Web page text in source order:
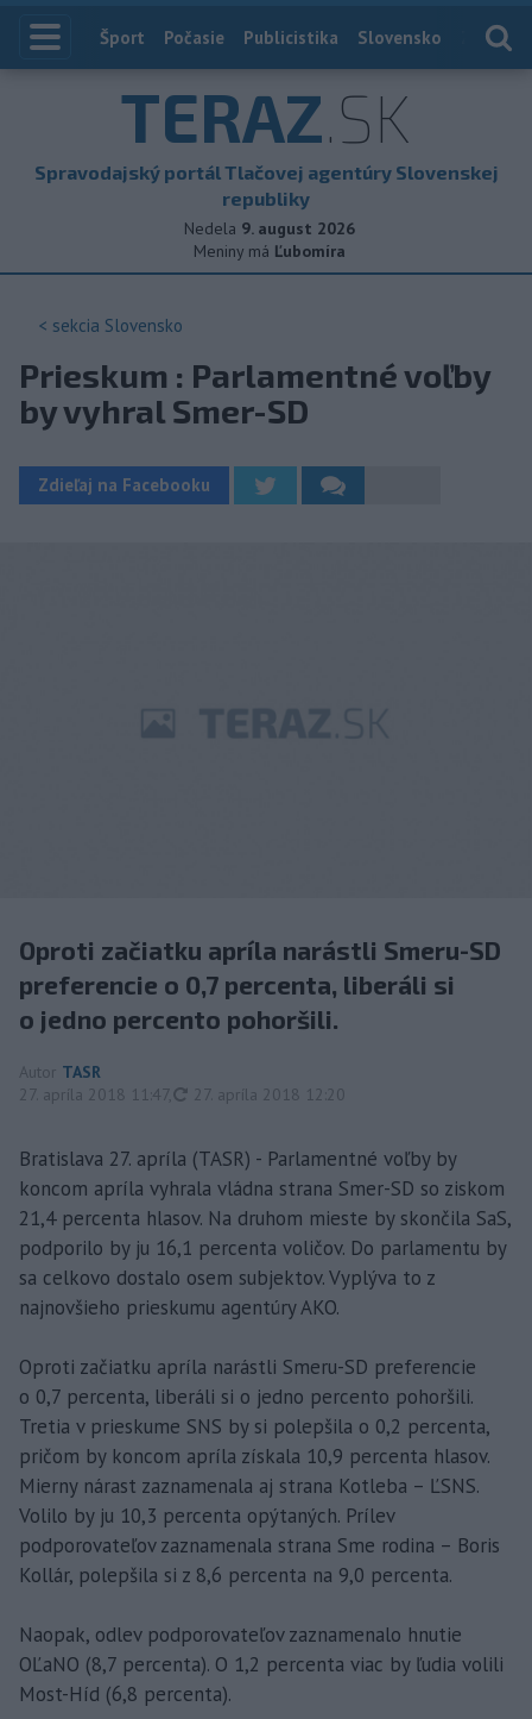
Index
Šport Počasie Publicistika Slovensko
TERAZ.SK
Spravodajský portál Tlačovej agentúry Slovenskej
republiky
Nedela 9. august 2026
Meniny má Ľubomíra
< sekcia Slovensko
Prieskum : Parlamentné voľby
by vyhral Smer-SD
Zdieľaj na Facebooku
Oproti začiatku apríla narástli Smeru-SD
preferencie o 0,7 percenta, liberáli si
o jedno percento pohoršili.
Autor TASR
27. apríla 2018 11:47
aktualizované
27. apríla 2018 12:20
Bratislava 27. apríla (TASR) - Parlamentné voľby by
koncom apríla vyhrala vládna strana Smer-SD so ziskom
21,4 percenta hlasov. Na druhom mieste by skončila SaS,
podporilo by ju 16,1 percenta voličov. Do parlamentu by
sa celkovo dostalo osem subjektov. Vyplýva to z
najnovšieho prieskumu agentúry AKO.
Oproti začiatku apríla narástli Smeru-SD preferencie
o 0,7 percenta, liberáli si o jedno percento pohoršili.
Tretia v prieskume SNS by si polepšila o 0,2 percenta,
pričom by koncom apríla získala 10,9 percenta hlasov.
Mierny nárast zaznamenala aj strana Kotleba – ĽSNS.
Volilo by ju 10,3 percenta opýtaných. Prílev
podporovateľov zaznamenala strana Sme rodina – Boris
Kollár, polepšila si z 8,6 percenta na 9,0 percenta.
Naopak, odlev podporovateľov zaznamenalo hnutie
OĽaNO (8,7 percenta). O 1,2 percenta viac by ľudia volili
Most-Híd (6,8 percenta).